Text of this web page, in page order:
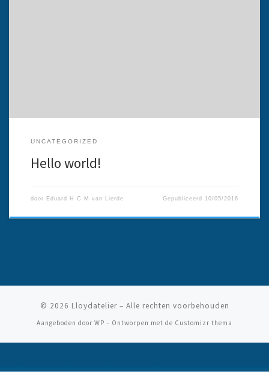
UNCATEGORIZED
Hello world!
door Eduard H C M van Lierde Gepubliceerd 10/05/2016
© 2026 Lloydatelier– Alle rechten voorbehouden
Aangeboden door WP – Ontworpen met de Customizr thema